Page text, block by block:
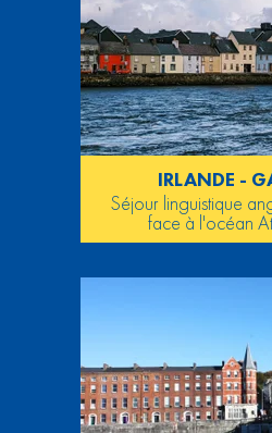
IRLANDE -
Séjour linguistique
face à l'océan